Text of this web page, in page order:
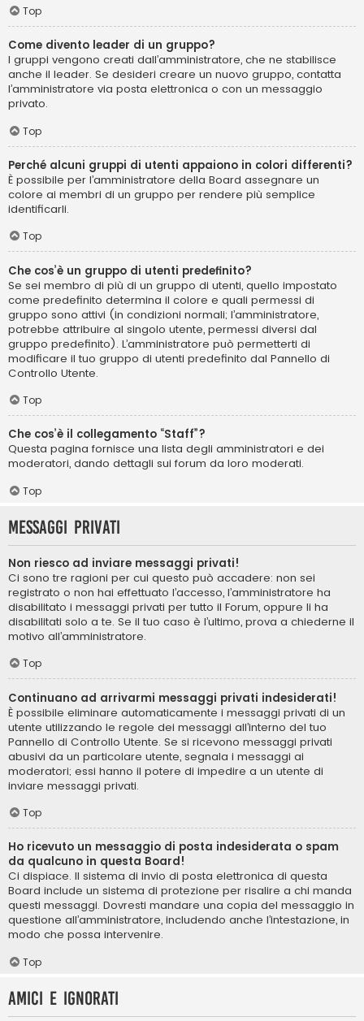
Top
Come divento leader di un gruppo?
I gruppi vengono creati dall’amministratore, che ne stabilisce
anche il leader. Se desideri creare un nuovo gruppo, contatta
l’amministratore via posta elettronica o con un messaggio
privato.
Top
Perché alcuni gruppi di utenti appaiono in colori differenti?
È possibile per l’amministratore della Board assegnare un
colore ai membri di un gruppo per rendere più semplice
identificarli.
Top
Che cos’è un gruppo di utenti predefinito?
Se sei membro di più di un gruppo di utenti, quello impostato
come predefinito determina il colore e quali permessi di
gruppo sono attivi (in condizioni normali; l’amministratore,
potrebbe attribuire al singolo utente, permessi diversi dal
gruppo predefinito). L’amministratore può permetterti di
modificare il tuo gruppo di utenti predefinito dal Pannello di
Controllo Utente.
Top
Che cos’è il collegamento “Staff”?
Questa pagina fornisce una lista degli amministratori e dei
moderatori, dando dettagli sui forum da loro moderati.
Top
Messaggi privati
Non riesco ad inviare messaggi privati!
Ci sono tre ragioni per cui questo può accadere: non sei
registrato o non hai effettuato l’accesso, l’amministratore ha
disabilitato i messaggi privati per tutto il Forum, oppure li ha
disabilitati solo a te. Se il tuo caso è l’ultimo, prova a chiederne il
motivo all’amministratore.
Top
Continuano ad arrivarmi messaggi privati indesiderati!
È possibile eliminare automaticamente i messaggi privati ​​di un
utente utilizzando le regole dei messaggi all’interno del tuo
Pannello di Controllo Utente. Se si ricevono messaggi privati ​​
abusivi da un particolare utente, segnala i messaggi ai
moderatori; essi hanno il potere di impedire a un utente di
inviare messaggi privati​​.
Top
Ho ricevuto un messaggio di posta indesiderata o spam
da qualcuno in questa Board!
Ci dispiace. Il sistema di invio di posta elettronica di questa
Board include un sistema di protezione per risalire a chi manda
questi messaggi. Dovresti mandare una copia del messaggio in
questione all’amministratore, includendo anche l’intestazione, in
modo che possa intervenire.
Top
Amici e ignorati